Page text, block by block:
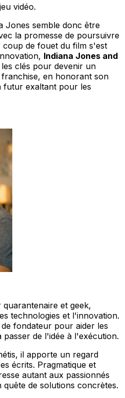
vidéo.
Jones semble donc être
la promesse de poursuivre
de fouet du film s'est
Indiana Jones and
clés pour devenir un
en honorant son
futur exaltant pour les
et geek,
technologies et l'innovation.
fondateur pour aider les
de l'idée à l'exécution.
il apporte un regard
écrits. Pragmatique et
autant aux passionnés
de solutions concrètes.